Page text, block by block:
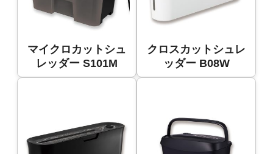
マイクロカットシュ
レッダー S101M
クロスカットシュレ
ッダー B08W